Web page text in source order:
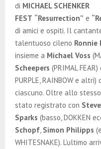
di MICHAEL SCHENKER
FEST “Resurrection” e
di amici e ospiti. Il
talentuoso cileno Ronnie
insieme a Michael Voss
Scheepers (PRIMAL FEAR)
PURPLE, RAINBOW e
ciascuno. Oltre allo stesso
stato registrato con
Sparks (basso, DOKKEN
Schopf Simon Philipps
WHITESNAKE). L’ultimo